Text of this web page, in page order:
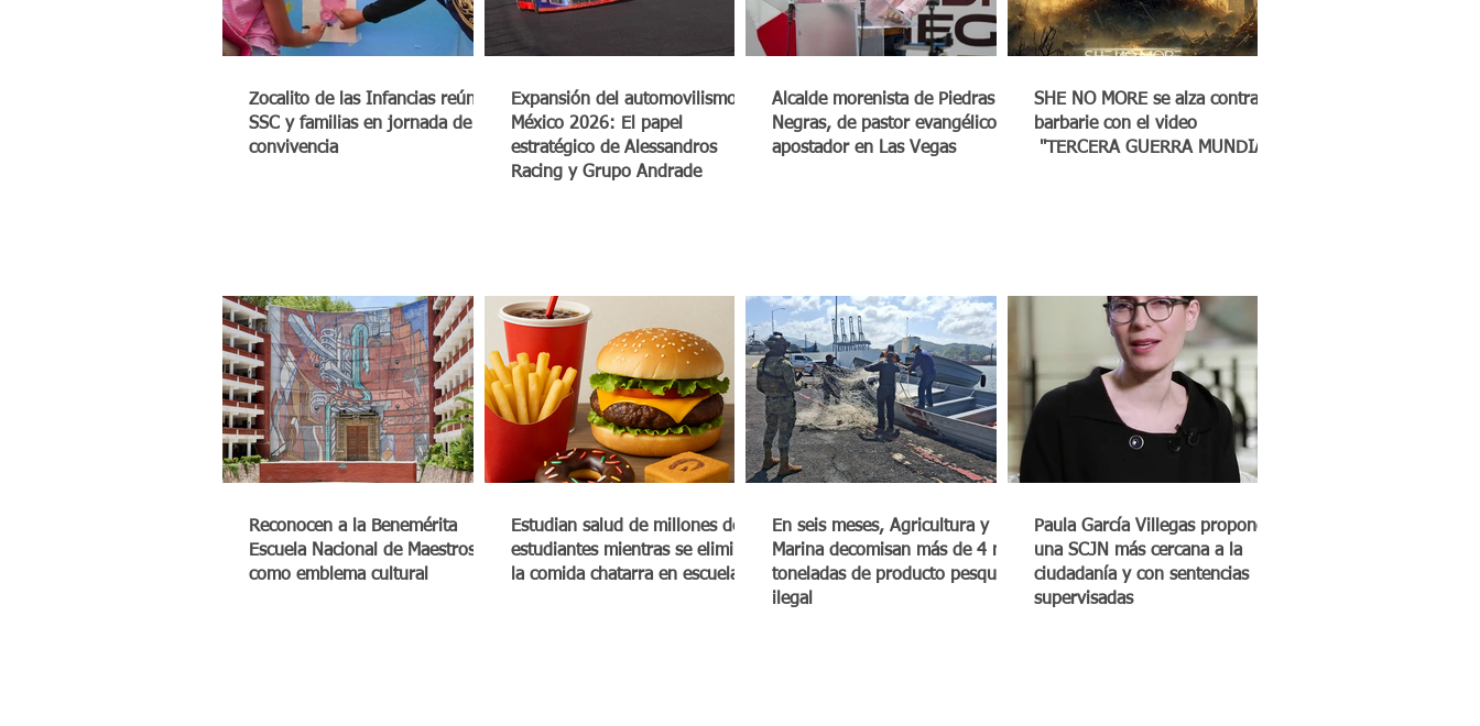
Zocalito de las Infancias reúne a
SSC y familias en jornada de
convivencia
Expansión del automovilismo en
México 2026: El papel
estratégico de Alessandros
Racing y Grupo Andrade
Alcalde morenista de Piedras
Negras, de pastor evangélico a
apostador en Las Vegas
SHE NO MORE se alza contra la
barbarie con el video
"TERCERA GUERRA MUNDIAL"
Reconocen a la Benemérita
Escuela Nacional de Maestros
como emblema cultural
Estudian salud de millones de
estudiantes mientras se elimina
la comida chatarra en escuelas
En seis meses, Agricultura y
Marina decomisan más de 4 mil
toneladas de producto pesquero
ilegal
Paula García Villegas propone
una SCJN más cercana a la
ciudadanía y con sentencias
supervisadas